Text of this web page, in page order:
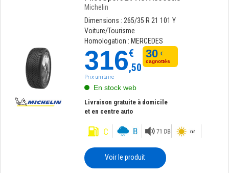
Michelin
Dimensions : 265/35 R 21 101 Y
Voiture/Tourisme
Homologation : MERCEDES
316€
,50
30 €
cagnottés
Prix unitaire
En stock web
Livraison gratuite à domicile
et en centre auto
Voir le produit